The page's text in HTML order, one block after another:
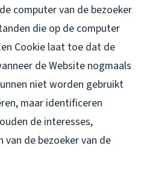
computer van de bezoeker
die op de computer
Cookie laat toe dat de
de Website nogmaals
niet worden gebruikt
maar identificeren
de interesses,
de bezoeker van de